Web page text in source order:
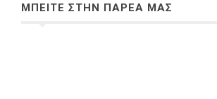
ΜΠΕΙΤΕ ΣΤΗΝ ΠΑΡΕΑ ΜΑΣ